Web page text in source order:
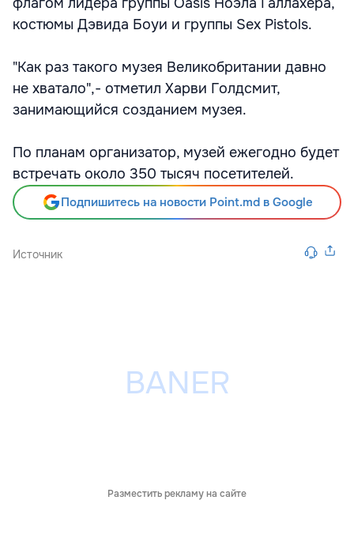
костюмы Дэвида Боуи и группы Sex Pistols.
"Как раз такого музея Великобритании давно
не хватало",- отметил Харви Голдсмит,
занимающийся созданием музея.
По планам организатор, музей ежегодно будет
встречать около 350 тысяч посетителей.
Подпишитесь на новости Point.md в Google
Источник
Разместить рекламу на сайте